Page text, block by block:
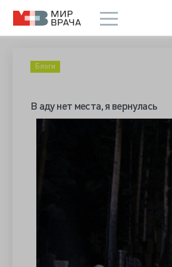
Блоги
В аду нет места, я вернулась